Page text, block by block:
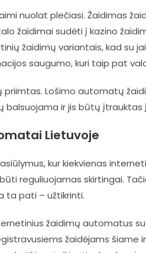
nuolat plečiasi. Žaidimas
žaidimai sudėti į kazino
žaidimų variantais, kad su
saugumo, kuri taip pat
priimtas. Lošimo automatų
balsuojama ir jis būtų
Lietuvoje
kur kiekvienas
reguliuojamas skirtingai.
ta pati – užtikrinti.
žaidimų automatus
žaidėjams šiame